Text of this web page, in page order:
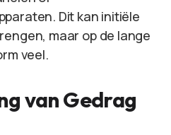
Dit kan initiële
maar op de lange
veel.
van Gedrag